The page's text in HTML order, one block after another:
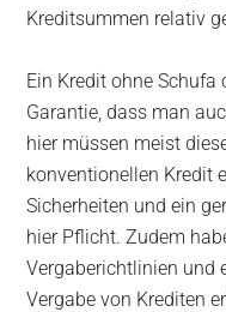
Kreditsummen relativ
Ein Kredit ohne Schufa
Garantie, dass man
hier müssen meist
konventionellen Kredit
Sicherheiten und ein
hier Pflicht. Zudem
Vergaberichtlinien und
Vergabe von Krediten